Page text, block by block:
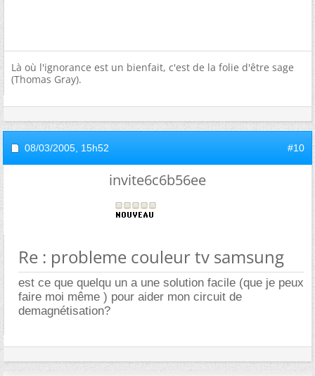
Là où l'ignorance est un bienfait, c'est de la folie d'être sage
(Thomas Gray).
08/03/2005, 15h52 #10
invite6c6b56ee
Re : probleme couleur tv samsung
est ce que quelqu un a une solution facile (que je peux
faire moi même ) pour aider mon circuit de
demagnétisation?